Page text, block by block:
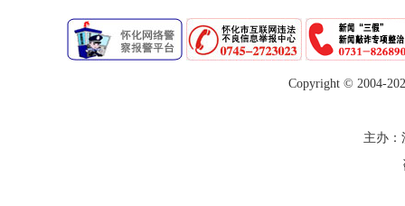
Copyright © 2004-
主办：